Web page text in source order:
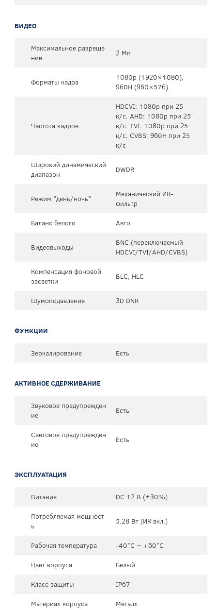
ВИДЕО
Максимальное разреше
ние
2 Мп
Форматы кадра
1080p (1920×1080),
960H (960×576)
Частота кадров
HDCVI: 1080p при 25
к/с. AHD: 1080p при 25
к/с. TVI: 1080p при 25
к/с. CVBS: 960H при 25
к/с
Широкий динамический
диапазон
DWDR
Режим "день/ночь"
Механический ИК-
фильтр
Баланс белого
Авто
Видеовыходы
BNC (переключаемый
HDCVI/TVI/AHD/CVBS)
Компенсация фоновой
засветки
BLC, HLC
Шумоподавление 3D DNR
ФУНКЦИИ
Зеркалирование Есть
АКТИВНОЕ СДЕРЖИВАНИЕ
Звуковое предупрежден
ие
Есть
Световое предупрежден
ие
Есть
ЭКСПЛУАТАЦИЯ
Питание
DC 12 В (±30%)
Потребляемая мощност
ь
5.28 Вт (ИК вкл.)
Рабочая температура
-40°C ~ +60°C
Цвет корпуса
Белый
Класс защиты
IP67
Материал корпуса
Металл